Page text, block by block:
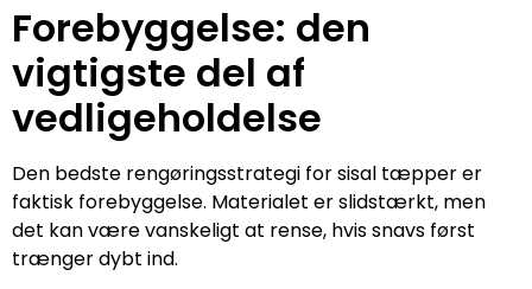
Forebyggelse: den
vigtigste del af
vedligeholdelse
Den bedste rengøringsstrategi for sisal tæpper er
faktisk forebyggelse. Materialet er slidstærkt, men
det kan være vanskeligt at rense, hvis snavs først
trænger dybt ind.